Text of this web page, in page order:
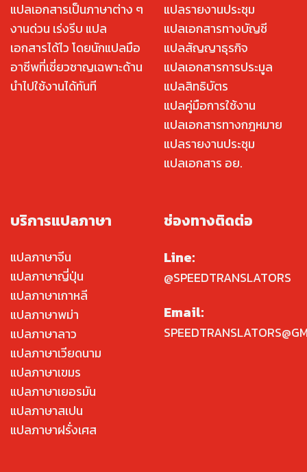
แปลเอกสารเป็นภาษาต่าง ๆ
งานด่วน เร่งรีบ แปล
เอกสารได้ไว โดยนักแปลมือ
อาชีพที่เชี่ยวชาญเฉพาะด้าน
นำไปใช้งานได้ทันที
แปลรายงานประชุม
แปลเอกสารทางบัญชี
แปลสัญญาธุรกิจ
แปลเอกสารการประมูล
แปลสิทธิบัตร
แปลคู่มือการใช้งาน
แปลเอกสารทางกฎหมาย
แปลรายงานประชุม
แปลเอกสาร อย.
บริการแปลภาษา
แปลภาษาจีน
แปลภาษาญี่ปุ่น
แปลภาษาเกาหลี
แปลภาษาพม่า
แปลภาษาลาว
แปลภาษาเวียดนาม
แปลภาษาเขมร
แปลภาษาเยอรมัน
แปลภาษาสเปน
แปลภาษาฝรั่งเศส
ช่องทางติดต่อ
Line:
@SPEEDTRANSLATORS
Email: